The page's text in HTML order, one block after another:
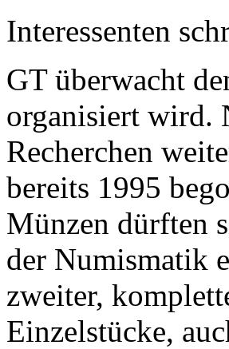
Interessenten
GT überwacht
organisiert wird.
Recherchen
bereits 1995
Münzen dürften
der Numismatik
zweiter,
Einzelstücke,